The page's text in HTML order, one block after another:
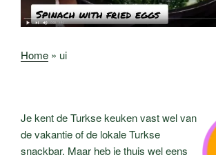
Home » ui
Je kent de Turkse keuken vast wel van
de vakantie of de lokale Turkse
snackbar. Maar heb je thuis wel eens